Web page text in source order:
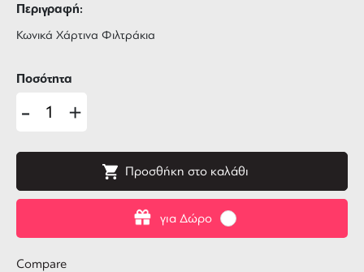
Περιγραφή:
Κωνικά Χάρτινα Φιλτράκια
για Δώρο
Ποσότητα
- +
Προσθήκη στο καλάθι
Compare